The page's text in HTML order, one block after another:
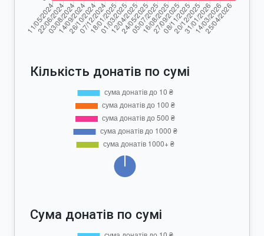
Кількість донатів по сумі
Сума донатів по сумі